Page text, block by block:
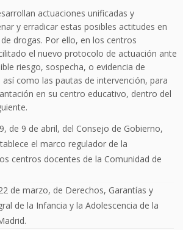
actuaciones unificadas y
y erradicar estas posibles actitudes en
drogas. Por ello, en los centros
el nuevo protocolo de actuación ante
riesgo, sospecha, o evidencia de
como las pautas de intervención, para
en su centro educativo, dentro del
de 9 de abril, del Consejo de Gobierno,
el marco regulador de la
centros docentes de la Comunidad de
de marzo, de Derechos, Garantías y
de la Infancia y la Adolescencia de la